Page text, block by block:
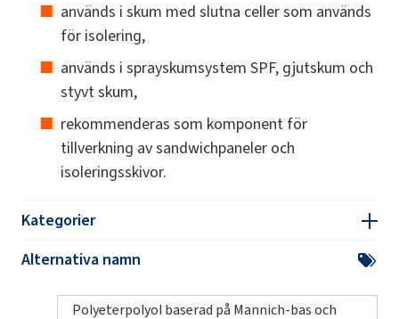
används i skum med slutna celler som används
för isolering,
används i sprayskumsystem SPF, gjutskum och
styvt skum,
rekommenderas som komponent för
tillverkning av sandwichpaneler och
isoleringsskivor.
Kategorier
Alternativa namn
Polyeterpolyol baserad på Mannich-bas och